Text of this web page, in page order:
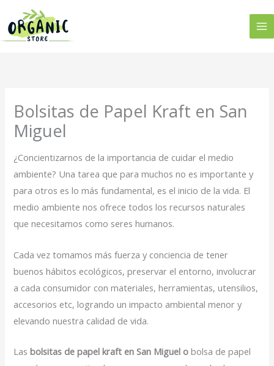
contenido
Bolsitas de Papel Kraft en San
Miguel
¿Concientizarnos de la importancia de cuidar el medio
ambiente? Una tarea que para muchos no es importante y
para otros es lo más fundamental, es el inicio de la vida. El
medio ambiente nos ofrece todos los recursos naturales
que necesitamos como seres humanos.
Cada vez tomamos más fuerza y conciencia de tener
buenos hábitos ecológicos, preservar el entorno, involucrar
a cada consumidor con materiales, herramientas, utensilios,
accesorios etc, logrando un impacto ambiental menor y
elevando nuestra calidad de vida.
Lasbolsitas de papel kraft en San Miguel o bolsa de papel